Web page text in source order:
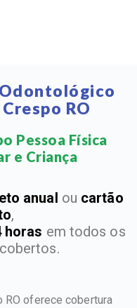
RO
Pessoa Física
e Criança​
anual ou cartão
,
horas em todos os
RO oferece cobertura